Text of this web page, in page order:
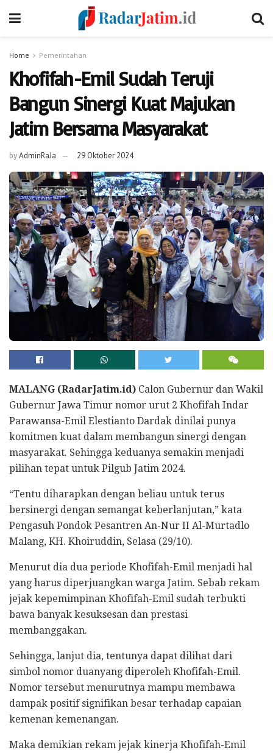
Home Pemerintahan
Khofifah-Emil Sudah Teruji
Bangun Sinergi Kuat Majukan
Jatim Bersama Masyarakat
byAdminRaJa 29 Oktober 2024
MALANG (RadarJatim.id) Calon Gubernur dan Wakil
Gubernur Jawa Timur nomor urut 2 Khofifah Indar
Parawansa-Emil Elestianto Dardak dinilai punya
komitmen kuat dalam membangun sinergi dengan
masyarakat. Sehingga keduanya semakin menjadi
pilihan tepat untuk Pilgub Jatim 2024.
“Tentu diharapkan dengan beliau untuk terus
bersinergi dengan semangat keberlanjutan,” kata
Pengasuh Pondok Pesantren An-Nur II Al-Murtadlo
Malang, KH. Khoiruddin, Selasa (29/10).
Menurut dia dua periode Khofifah-Emil menjadi hal
yang harus diperjuangkan warga Jatim. Sebab rekam
jejak kepemimpinan Khofifah-Emil sudah terbukti
bawa banyak kesuksesan dan prestasi
membanggakan.
Sehingga, lanjut dia, tentunya dapat dilihat dari
simbol nomor duanyang diperoleh Khofifah-Emil.
Nomor tersebut menurutnya mampu membawa
dampak positif signifikan besar terhadap capaian
kemenan kemenangan.
Maka demikian rekam jejak kinerja Khofifah-Emil